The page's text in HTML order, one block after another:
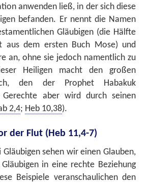
anwenden ließ, in der sich diese
befanden. Er nennt die Namen
Gläubigen (die Hälfte
aus dem ersten Buch Mose) und
an, ohne sie jedoch namentlich zu
Heiligen macht den großen
den der Prophet Habakuk
aber wird durch seinen
2,4; Heb 10,38).
der Flut (Heb 11,4-7)
sehen wir einen Glauben,
in eine rechte Beziehung
Beispiele veranschaulichen den